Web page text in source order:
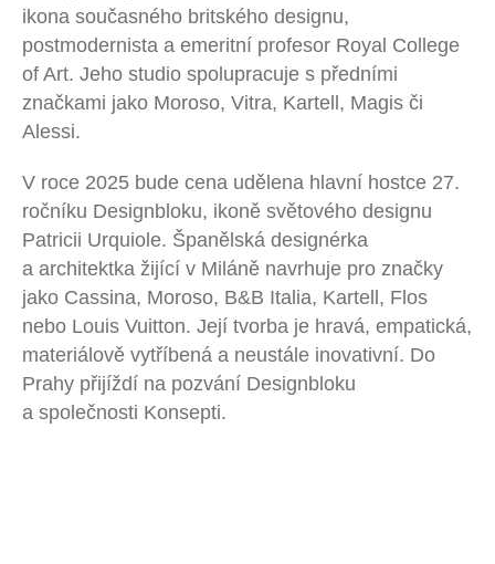
ikona současného britského designu,
postmodernista a emeritní profesor Royal College
of Art. Jeho studio spolupracuje s předními
značkami jako Moroso, Vitra, Kartell, Magis či
Alessi.
V roce 2025 bude cena udělena hlavní hostce 27.
ročníku Designbloku, ikoně světového designu
Patricii Urquiole. Španělská designérka
a architektka žijící v Miláně navrhuje pro značky
jako Cassina, Moroso, B&B Italia, Kartell, Flos
nebo Louis Vuitton. Její tvorba je hravá, empatická,
materiálově vytříbená a neustále inovativní. Do
Prahy přijíždí na pozvání Designbloku
a společnosti Konsepti.